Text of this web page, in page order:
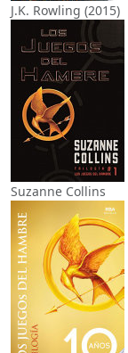
J.K. Rowling (2015)
Suzanne Collins